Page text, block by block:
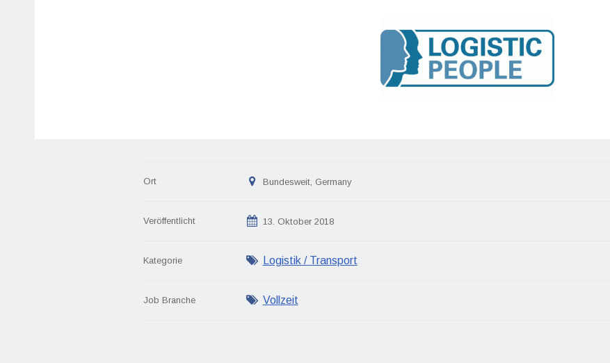
Ort Bundesweit, Germany
Veröffentlicht 13. Oktober 2018
Kategorie Logistik / Transport
Job Branche Vollzeit